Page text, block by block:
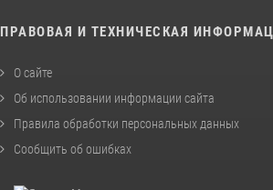
ПРАВОВАЯ И ТЕХНИЧЕСКАЯ
О сайте
Об использовании информации сайта
Правила обработки персональных данных
Сообщить об ошибках